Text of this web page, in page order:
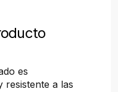
es
resistente a las